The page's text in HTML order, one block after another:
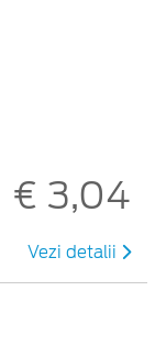
€ 3,04
Vezi detalii